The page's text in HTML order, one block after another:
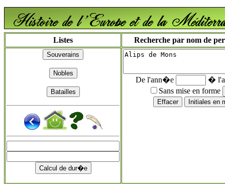
Listes Recherche par nom de
De l'ann�e
�
Sans mise en forme